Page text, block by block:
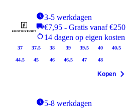
3-5 werkdagen
€7,95 - Gratis vanaf €250
14 dagen op eigen kosten
37 37.5 38 39 39.5 40 40.5
44.5 45 46 46.5 47 48
Kopen
5-8 werkdagen